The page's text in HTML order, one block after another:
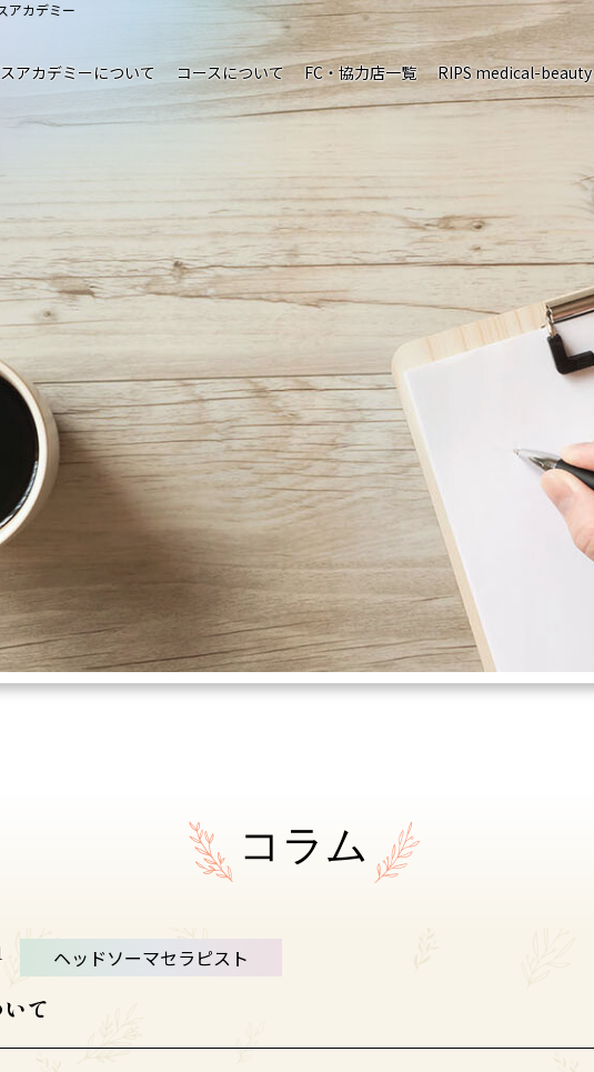
アカデミー
アカデミーについて コースについて FC・協力店一覧 RIPS medical-beauty
コラム
ヘッドソーマセラピスト
て